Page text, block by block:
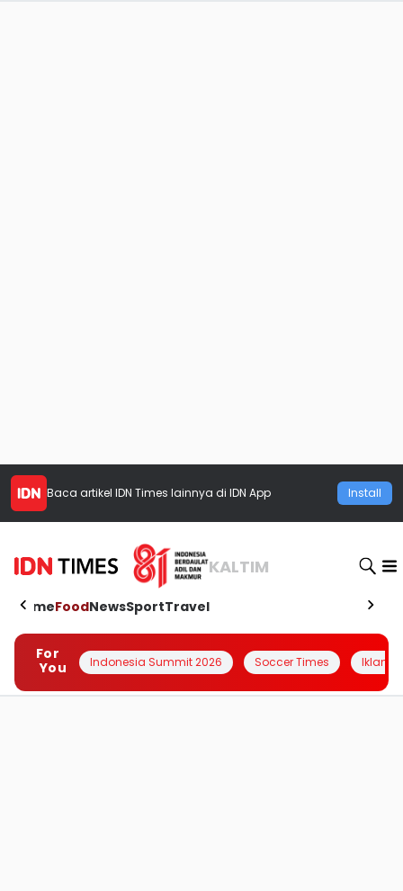
Baca artikel IDN Times lainnya di IDN App Install
KALTIM
HomeFoodNewsSportTravel
For
You
Indonesia Summit 2026 Soccer Times Iklanin